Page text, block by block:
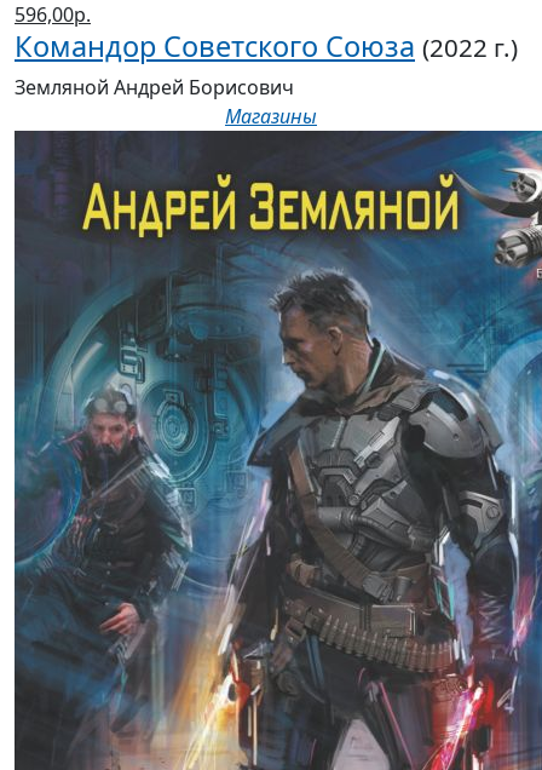
596,00р.
Командор Советского Союза (2022 г.)
Земляной Андрей Борисович
Магазины